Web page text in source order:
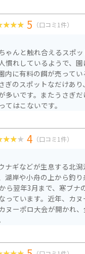
憩場所としても最適です。 あわ
述の「越前あわら温泉」
使ったスイーツなどがあ
お土産にいかがでしょう
5 （口コミ1件）
ゃんと触れ合えるスポ
慣れしているようで、
内に有料の餌が売って
ぎのスポットなだけあ
多いです。またうさぎだ
てはこないです。
4 （口コミ1件）
ナギなどが生息する北
湖岸や小舟の上から釣
ら翌年3月まで、寒ブナ
っています。近年、カヌ
ヌーポロ大会が開かれ